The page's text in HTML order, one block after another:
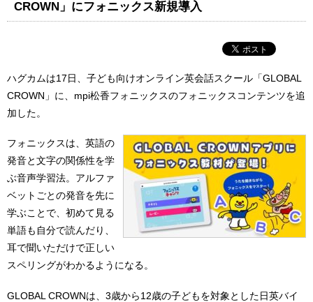
CROWN」にフォニックス新規導入
ハグカムは17日、子ども向けオンライン英会話スクール「GLOBAL
CROWN」に、mpi松香フォニックスのフォニックスコンテンツを追
加した。
フォニックスは、英語の
発音と文字の関係性を学
ぶ音声学習法。アルファ
ベットごとの発音を先に
学ぶことで、初めて見る
単語も自分で読んだり、
耳で聞いただけで正しい
スペリングがわかるようになる。
GLOBAL CROWNは、3歳から12歳の子どもを対象とした日英バイ